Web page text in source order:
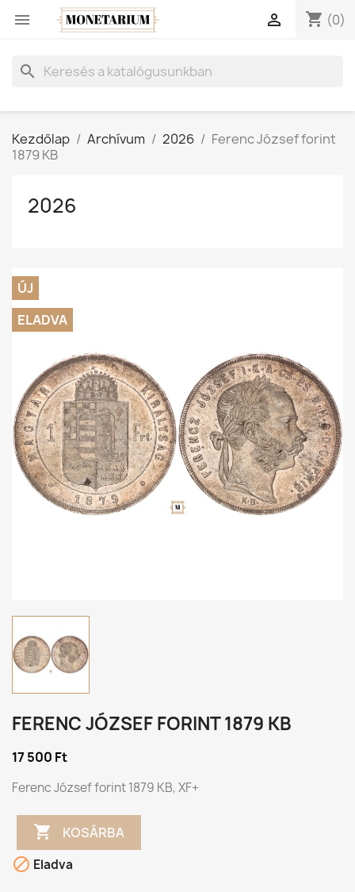
 shopping_cart (0)

search
Kezdőlap Archívum 2026
Ferenc József forint
1879 KB
2026
ÚJ
ELADVA
FERENC JÓZSEF FORINT 1879 KB
17 500 Ft
Ferenc József forint 1879 KB, XF+
 KOSÁRBA
 Eladva